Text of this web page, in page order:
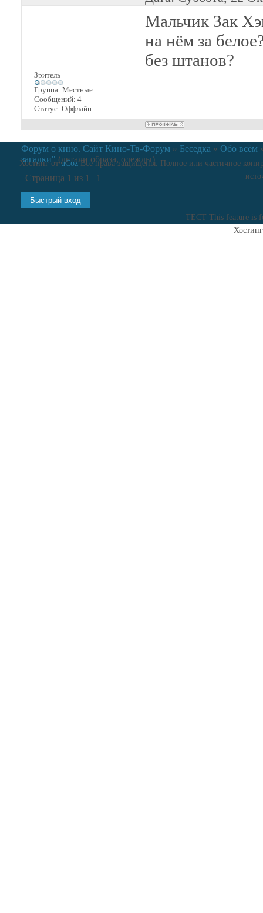
Зритель
Группа: Местные
Сообщений: 4
Статус: Оффлайн
Мальчик Зак
на нём за
без штанов?
Форум о кино. Сайт Кино-Тв-Форум » Беседка » Обо всём
загадки" (детали образа, одежды)
Страница 1 из 1 1
ТЕСТ This feature is
Хостинг отuCozВсе права защищены. Полное или частичное